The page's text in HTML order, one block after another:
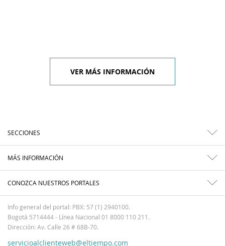
VER MÁS INFORMACIÓN
SECCIONES
MÁS INFORMACIÓN
CONOZCA NUESTROS PORTALES
Info general del portal: PBX: 57 (1) 2940100.
Bogotá 5714444 - Línea Nacional 01 8000 110 211.
Dirección: Av. Calle 26 # 68B-70.
servicioalclienteweb@eltiempo.com